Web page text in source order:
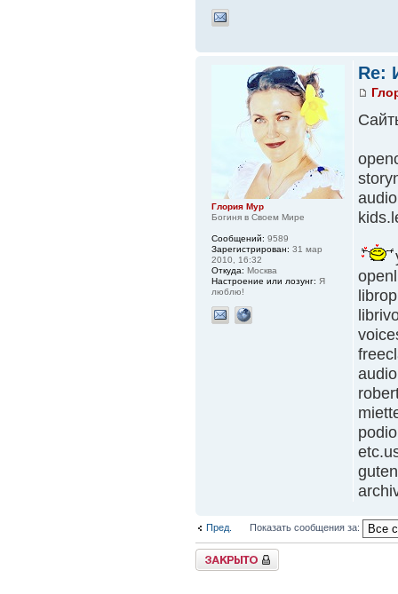
Re:
Глория Мур
Богиня в Своем Мире
Сообщений: 9589
Зарегистрирован: 31 мар
2010, 16:32
Откуда: Москва
Настроение или лозунг: Я
люблю!
Пред. Показать сообщения за:
{
TOPIC_LOCKED_SHORT